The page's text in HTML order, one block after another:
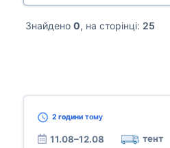
Знайдено 0, на сторінці: 25
2 години тому
11.08–12.08 тент